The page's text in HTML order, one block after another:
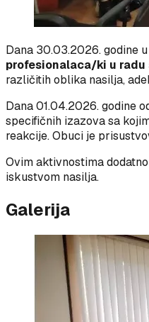
Dana 30.03.2026. godine
profesionalaca/ki u
različitih oblika nasilja,
Dana 01.04.2026. godine
specifičnih izazova sa
reakcije. Obuci je
Ovim aktivnostima
iskustvom nasilja.
Galerija